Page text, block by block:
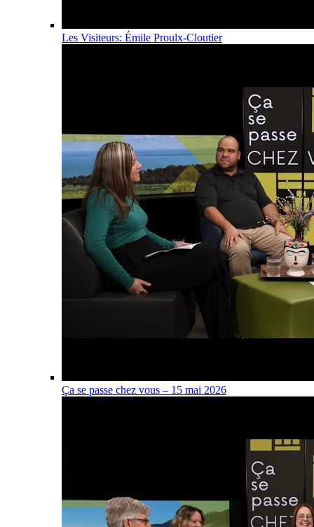
Les Visiteurs: Émile Proulx-Cloutier
Ça se passe chez vous – 15 mai 2026